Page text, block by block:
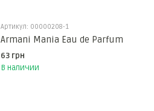
Артикул: 00000208-1
Armani Mania Eau de Parfum
63 грн
В наличии